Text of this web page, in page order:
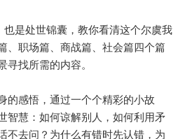
也是处世锦囊，教你看清这个尔虞我
、职场篇、商战篇、社会篇四个篇
寻找所需的内容。
的感悟，通过一个个精彩的小故
智慧：如何谅解别人，如何利用矛
不去问？为什么有错时先认错，为